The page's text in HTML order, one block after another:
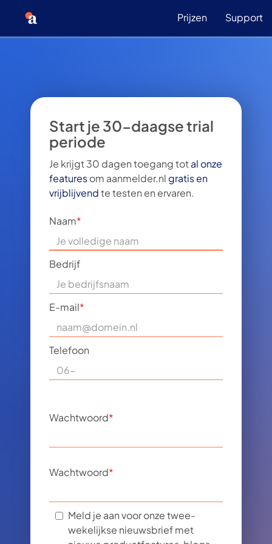
Prijzen Support
Start je 30-daagse trial
periode
Je krijgt 30 dagen toegang tot al onze
featuresom aanmelder.nlgratis en
vrijblijvendte testen en ervaren.
Naam*
Bedrijf
E-mail*
Telefoon
Wachtwoord*
Wachtwoord*
Meld je aan voor onze twee-
wekelijkse nieuwsbrief met